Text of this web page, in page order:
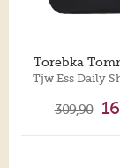
Torebka
309,90